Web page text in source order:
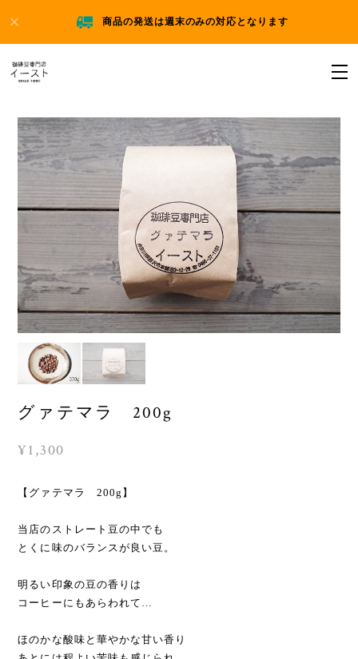
商品の発送は週末のみの対応となります
グァテマラ 200g
¥1,300
【グァテマラ 200g】
当店のストレート豆の中でも
とくに味のバランスが良い豆。
明るい印象の豆の香りは
コーヒーにもあらわれて…
ほのかな酸味と華やかな甘い香り